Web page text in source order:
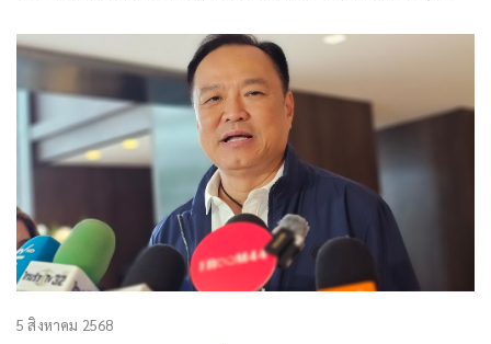
อธิบดีกรมป้องกันและบรรเทา
5 สิงหาคม 2568